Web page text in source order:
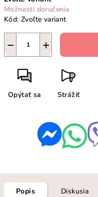
Možnosti doručenia
Kód: Zvoľte variant
+
−
Opýtať sa Strážiť
Popis Diskusia